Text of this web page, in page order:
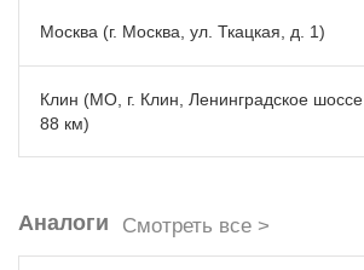
Москва (г. Москва, ул. Ткацкая, д. 1)
Клин (МО, г. Клин, Ленинградское шоссе
88 км)
Аналоги Смотреть все >